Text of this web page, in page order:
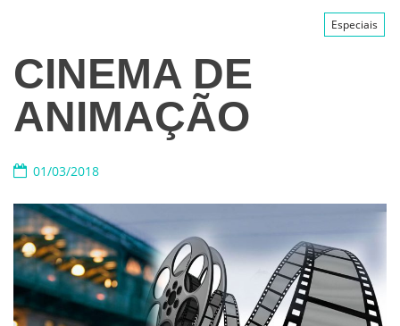
Especiais
CINEMA DE
ANIMAÇÃO
01/03/2018